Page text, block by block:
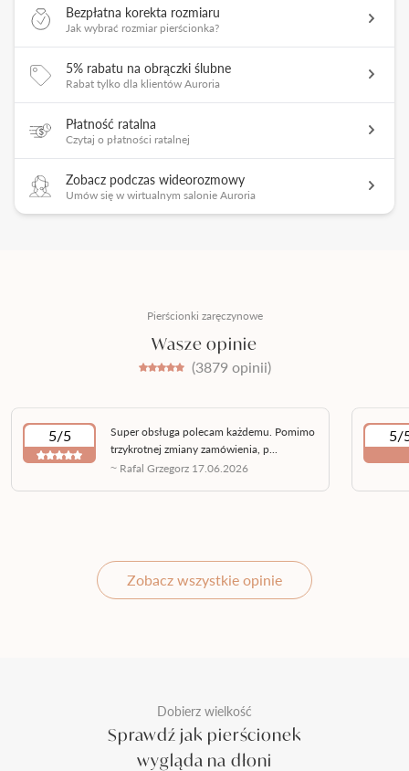
Bezpłatna korekta rozmiaru
Jak wybrać rozmiar pierścionka?
5% rabatu na obrączki ślubne
Rabat tylko dla klientów Auroria
Płatność ratalna
Czytaj o płatności ratalnej
Zobacz podczas wideorozmowy
Umów się w wirtualnym salonie Auroria
Pierścionki zaręczynowe
Wasze opinie
(3879 opinii)
5/5
Super obsługa polecam każdemu. Pomimo
trzykrotnej zmiany zamówienia, p...
~ Rafal Grzegorz 17.06.2026
5/
Zobacz wszystkie opinie
Dobierz wielkość
Sprawdź jak pierścionek
wygląda na dłoni